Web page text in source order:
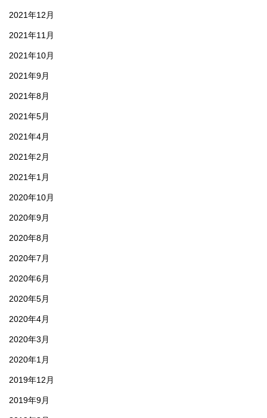
2021年12月
2021年11月
2021年10月
2021年9月
2021年8月
2021年5月
2021年4月
2021年2月
2021年1月
2020年10月
2020年9月
2020年8月
2020年7月
2020年6月
2020年5月
2020年4月
2020年3月
2020年1月
2019年12月
2019年9月